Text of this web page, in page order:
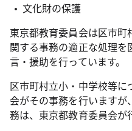
文化財の保護
東京都教育委員会は区市
関する事務の適正な処理
言・援助を行っています。
区市町村立小・中学校等
会がその事務を行います
務は、東京都教育委員会が